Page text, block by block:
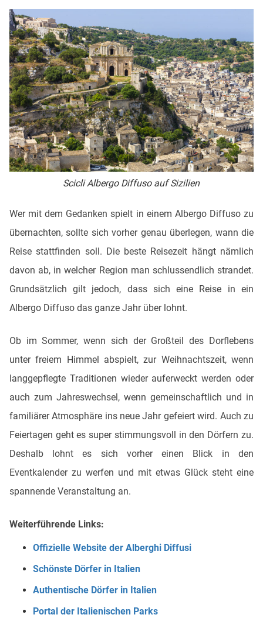
Scicli Albergo Diffuso auf Sizilien
Wer mit dem Gedanken spielt in einem Albergo Diffuso zu
übernachten, sollte sich vorher genau überlegen, wann die
Reise stattfinden soll. Die beste Reisezeit hängt nämlich
davon ab, in welcher Region man schlussendlich strandet.
Grundsätzlich gilt jedoch, dass sich eine Reise in ein
Albergo Diffuso das ganze Jahr über lohnt.
Ob im Sommer, wenn sich der Großteil des Dorflebens
unter freiem Himmel abspielt, zur Weihnachtszeit, wenn
langgepflegte Traditionen wieder auferweckt werden oder
auch zum Jahreswechsel, wenn gemeinschaftlich und in
familiärer Atmosphäre ins neue Jahr gefeiert wird. Auch zu
Feiertagen geht es super stimmungsvoll in den Dörfern zu.
Deshalb lohnt es sich vorher einen Blick in den
Eventkalender zu werfen und mit etwas Glück steht eine
spannende Veranstaltung an.
Weiterführende Links:
Offizielle Website der Alberghi Diffusi
Schönste Dörfer in Italien
Authentische Dörfer in Italien
Portal der Italienischen Parks